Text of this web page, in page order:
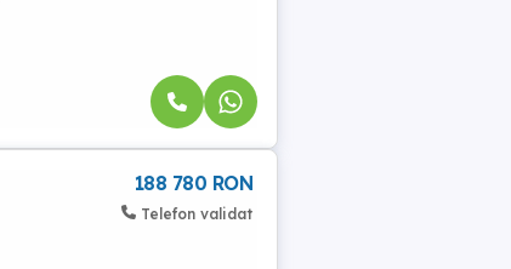
188 780 RON
Telefon validat